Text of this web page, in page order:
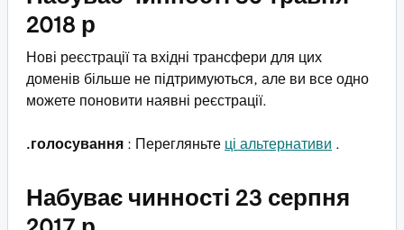
2018 р
Нові реєстрації та вхідні трансфери для цих
доменів більше не підтримуються, але ви все одно
можете поновити наявні реєстрації.
.голосування : Перегляньте ці альтернативи
Набуває чинності 23 серпня